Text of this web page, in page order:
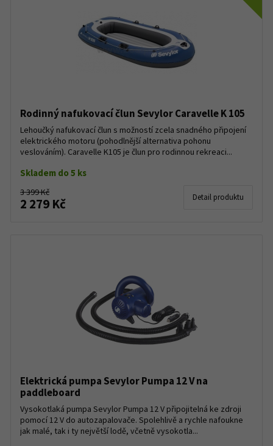
Rodinný nafukovací člun Sevylor Caravelle K 105
Lehoučký nafukovací člun s možností zcela snadného připojení
elektrického motoru (pohodlnější alternativa pohonu
veslováním). Caravelle K105 je člun pro rodinnou rekreaci...
Skladem do 5 ks
3 399 Kč
2 279 Kč Detail produktu
Elektrická pumpa Sevylor Pumpa 12 V na
paddleboard
Vysokotlaká pumpa Sevylor Pumpa 12 V připojitelná ke zdroji
pomocí 12 V do autozapalovače. Spolehlivě a rychle nafoukne
jak malé, tak i ty největší lodě, včetně vysokotla...